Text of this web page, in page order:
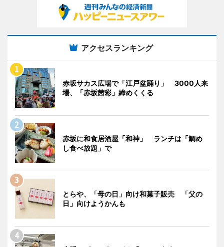
アクセスランキング
赤坂サカス広場で「江戸盆踊り」 3000人来
場、「赤坂茜彩」締めくくる
赤坂に和食居酒屋「和神」 ランチは「鯛め
し食べ放題」で
とらや、「母の日」向け和菓子販売 「父の
日」向けようかんも